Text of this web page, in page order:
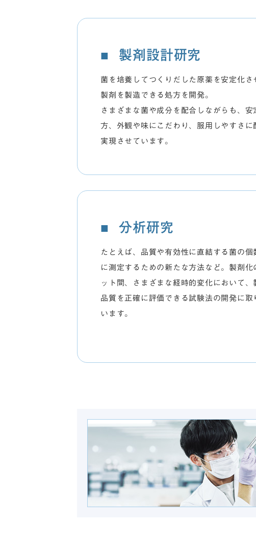
製剤設計研究
菌を培養してつくりだした原薬を安定化さ
製剤を製造できる処方を開発。
さまざまな菌や成分を配合しながらも、安
方、外観や味にこだわり、服用しやすさに
実現させています。
分析研究
たとえば、品質や有効性に直結する菌の個
に測定するための新たな方法など。製剤化
ット間、さまざまな経時的変化において、
品質を正確に評価できる試験法の開発に取
います。